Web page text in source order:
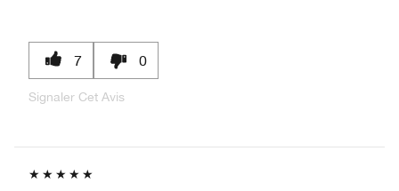
7 0
Signaler Cet Avis